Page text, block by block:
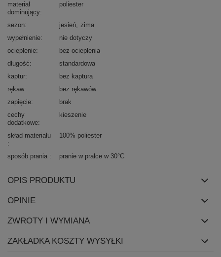
materiał
dominujący
poliester
sezon jesień zima
wypełnienie
nie dotyczy
ocieplenie
bez ocieplenia
długość
standardowa
kaptur
bez kaptura
rękaw
bez rękawów
zapięcie
brak
cechy
dodatkowe
kieszenie
skład materiału 100% poliester
sposób prania pranie w pralce w 30°C
OPIS PRODUKTU
OPINIE
ZWROTY I WYMIANA
ZAKŁADKA KOSZTY WYSYŁKI